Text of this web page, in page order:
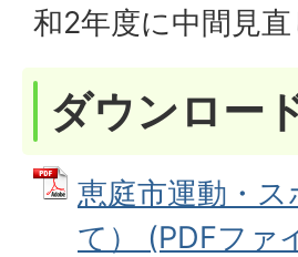
和2年度に中間見
ダウンロー
恵庭市運動・
て） (PDFファ